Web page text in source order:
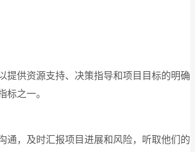
提供资源支持、决策指导和项目目标的明确
标之一。
通，及时汇报项目进展和风险，听取他们的